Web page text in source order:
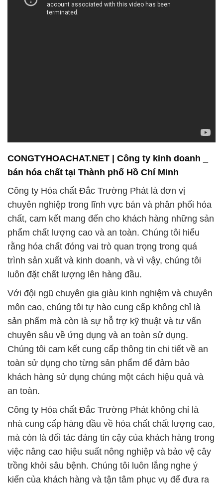
CONGTYHOACHAT.NET | Công ty kinh doanh _
bán hóa chất tại Thành phố Hồ Chí Minh
Công ty Hóa chất Đắc Trường Phát là đơn vị
chuyên nghiệp trong lĩnh vực bán và phân phối hóa
chất, cam kết mang đến cho khách hàng những sản
phẩm chất lượng cao và an toàn. Chúng tôi hiểu
rằng hóa chất đóng vai trò quan trọng trong quá
trình sản xuất và kinh doanh, và vì vậy, chúng tôi
luôn đặt chất lượng lên hàng đầu.
Với đội ngũ chuyên gia giàu kinh nghiệm và chuyên
môn cao, chúng tôi tự hào cung cấp không chỉ là
sản phẩm mà còn là sự hỗ trợ kỹ thuật và tư vấn
chuyên sâu về ứng dụng và an toàn sử dụng.
Chúng tôi cam kết cung cấp thông tin chi tiết về an
toàn sử dụng cho từng sản phẩm để đảm bảo
khách hàng sử dụng chúng một cách hiệu quả và
an toàn.
Công ty Hóa chất Đắc Trường Phát không chỉ là
nhà cung cấp hàng đầu về hóa chất chất lượng cao,
mà còn là đối tác đáng tin cậy của khách hàng trong
việc nâng cao hiệu suất nông nghiệp và bảo vệ cây
trồng khỏi sâu bệnh. Chúng tôi luôn lắng nghe ý
kiến của khách hàng và tận tâm phục vụ để đưa ra